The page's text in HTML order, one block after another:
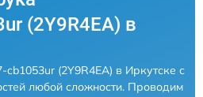
(2Y9R4EA) в
(2Y9R4EA) в Иркутске с
любой сложности. Проводим